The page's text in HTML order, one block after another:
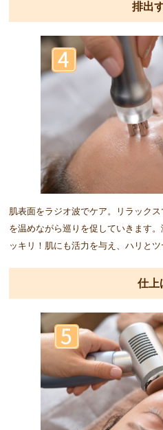
排出
肌表面をラジオ波でケア。リラック
を温めながら巡りを促していきます
ッキリ！肌にも活力を与え、ハリとツ
仕上